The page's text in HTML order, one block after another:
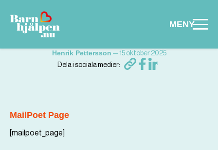
Hoppa till huvudinnehåll
MENY
Henrik Pettersson, författare
— 15 oktober 2025
Dela i sociala medier:
MailPoet Page
[mailpoet_page]